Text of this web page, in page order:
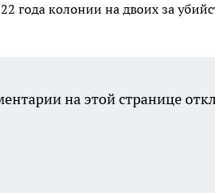
года колонии на двоих за
на этой странице